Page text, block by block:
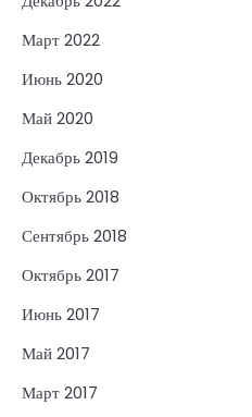
Март 2022
Июнь 2020
Май 2020
Декабрь 2019
Октябрь 2018
Сентябрь 2018
Октябрь 2017
Июнь 2017
Май 2017
Март 2017